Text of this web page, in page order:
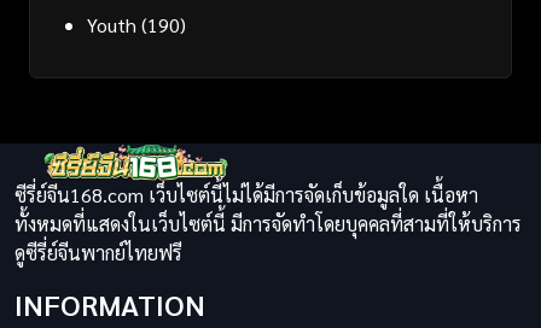
Youth (190)
ซีรี่ย์จีน168.com เว็บไซต์นี้ไม่ได้มีการจัดเก็บข้อมูลใด เนื้อหา
ทั้งหมดที่แสดงในเว็บไซต์นี้ มีการจัดทำโดยบุคคลที่สามที่ให้บริการ
ดูซีรี่ย์จีนพากย์ไทยฟรี
INFORMATION